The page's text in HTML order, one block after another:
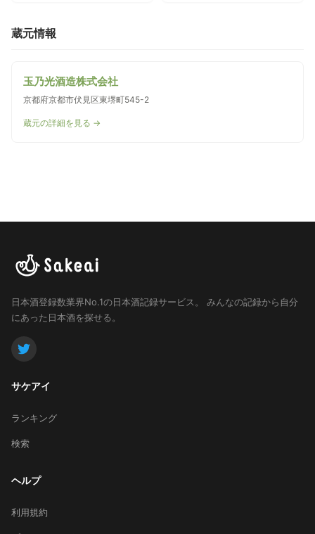
蔵元情報
玉乃光酒造株式会社
京都府京都市伏見区東堺町545-2
蔵元の詳細を見る →
日本酒登録数業界No.1の日本酒記録サービス。
みんなの記録から自分
にあった日本酒を探せる。
サケアイ
ランキング
検索
ヘルプ
利用規約